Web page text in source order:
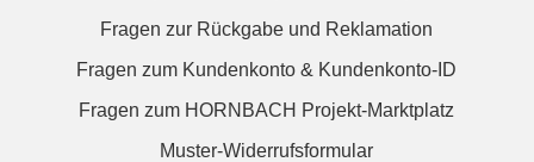
Fragen zur Rückgabe und Reklamation
Fragen zum Kundenkonto & Kundenkonto-ID
Fragen zum HORNBACH Projekt-Marktplatz
Muster-Widerrufsformular